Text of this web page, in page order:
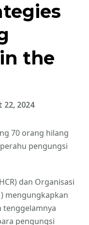
the
22, 2024
70 orang hilang
pengungsi
dan Organisasi
mengungkapkan
tenggelamnya
pengungsi